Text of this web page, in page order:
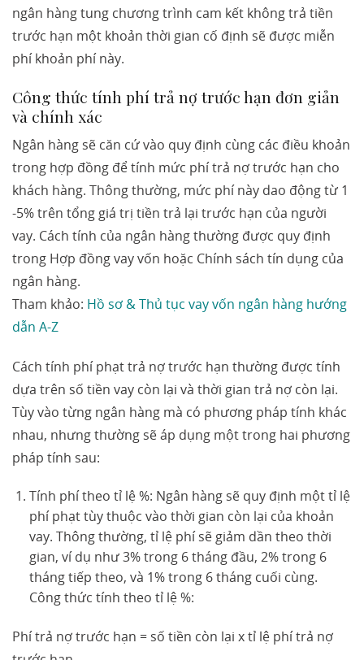
ngân hàng tung chương trình cam kết không trả tiền
trước hạn một khoản thời gian cố định sẽ được miễn
phí khoản phí này.
Công thức tính phí trả nợ trước hạn đơn giản
và chính xác
Ngân hàng sẽ căn cứ vào quy định cùng các điều khoản
trong hợp đồng để tính mức phí trả nợ trước hạn cho
khách hàng. Thông thường, mức phí này dao động từ 1
-5% trên tổng giá trị tiền trả lại trước hạn của người
vay. Cách tính của ngân hàng thường được quy định
trong Hợp đồng vay vốn hoặc Chính sách tín dụng của
ngân hàng.
Tham khảo: Hồ sơ & Thủ tục vay vốn ngân hàng hướng
dẫn A-Z
Cách tính phí phạt trả nợ trước hạn thường được tính
dựa trên số tiền vay còn lại và thời gian trả nợ còn lại.
Tùy vào từng ngân hàng mà có phương pháp tính khác
nhau, nhưng thường sẽ áp dụng một trong hai phương
pháp tính sau:
Tính phí theo tỉ lệ %: Ngân hàng sẽ quy định một tỉ lệ
phí phạt tùy thuộc vào thời gian còn lại của khoản
vay. Thông thường, tỉ lệ phí sẽ giảm dần theo thời
gian, ví dụ như 3% trong 6 tháng đầu, 2% trong 6
tháng tiếp theo, và 1% trong 6 tháng cuối cùng.
Công thức tính theo tỉ lệ %:
Phí trả nợ trước hạn = số tiền còn lại x tỉ lệ phí trả nợ